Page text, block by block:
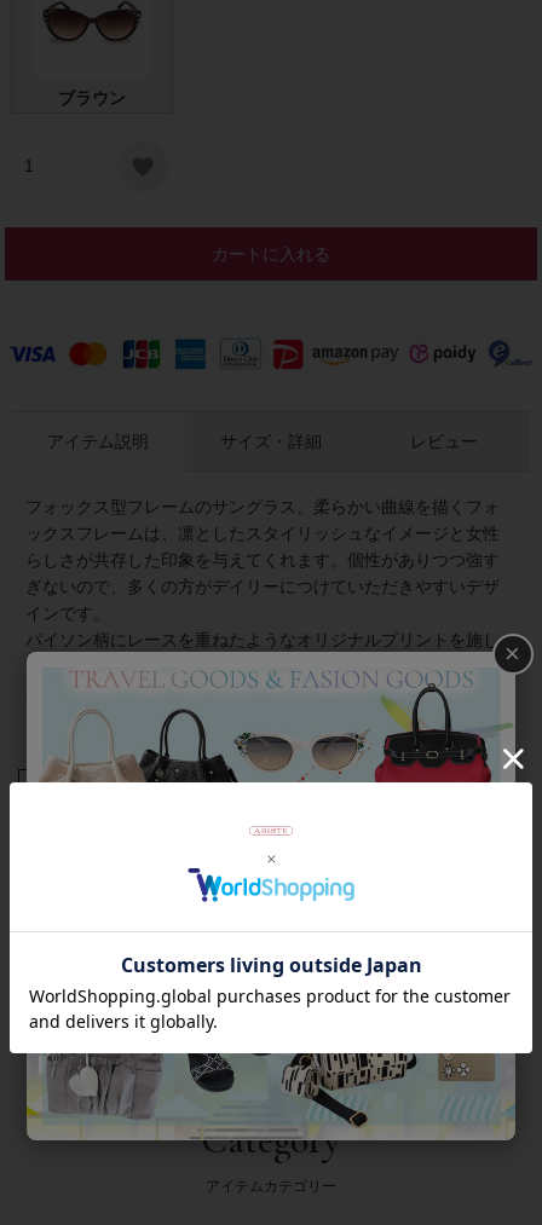
ブラウン
カートに入れる
アイテム説明
フォックス型フレームのサングラス。柔らかい曲線を描くフォ
ックスフレームは、凛としたスタイリッシュなイメージと女性
らしさが共存した印象を与えてくれます。個性がありつつ強す
ぎないので、多くの方がデイリーにつけていただきやすいデザ
インです。
パイソン柄にレースを重ねたようなオリジナルプリントを施し
たフレームが、さりげなくもおしゃれに差をつける効かせ技。
手貼りのストーンでキラキラ感もプラスしました。
ケース、クロス付き。
サイズ・詳細 レビュー
商品番号 7180027
Category
アイテムカテゴリー
×